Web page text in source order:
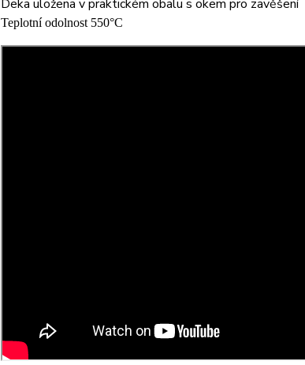
Deka uložena v praktickém obalu s okem pro zavěšení
Teplotní odolnost 550°C